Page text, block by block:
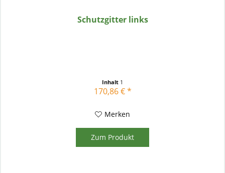
Schutzgitter links
Inhalt 1
170,86 € *
Merken
Zum Produkt